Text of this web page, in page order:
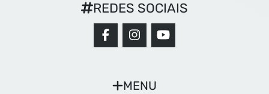
MENU
REDES SOCIAIS